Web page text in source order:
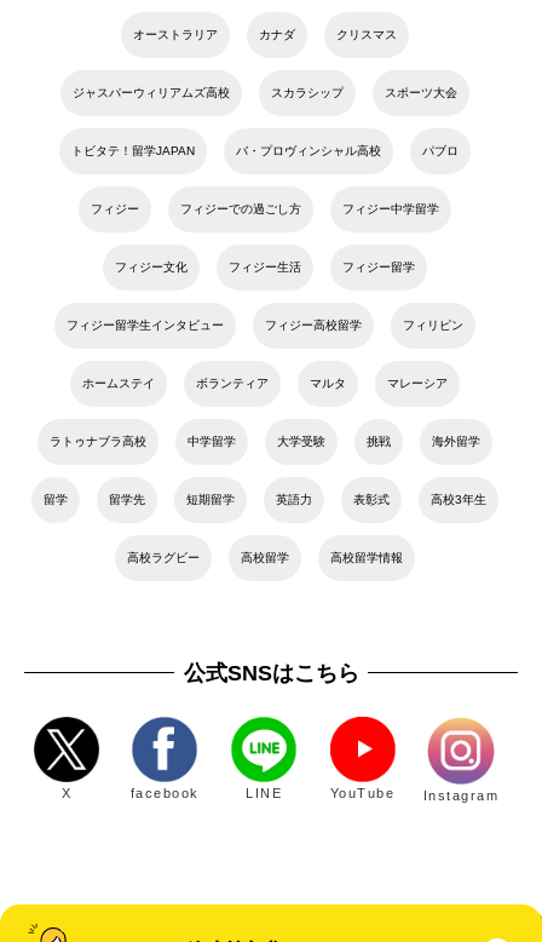
オーストラリア カナダ クリスマス
ジャスパーウィリアムズ高校 スカラシップ スポーツ大会
トビタテ！留学JAPAN バ・プロヴィンシャル高校 パブロ
フィジー フィジーでの過ごし方 フィジー中学留学
フィジー文化 フィジー生活 フィジー留学
フィジー留学生インタビュー フィジー高校留学 フィリピン
ホームステイ ボランティア マルタ マレーシア
ラトゥナブラ高校 中学留学 大学受験 挑戦 海外留学
留学 留学先 短期留学 英語力 表彰式 高校3年生
高校ラグビー 高校留学 高校留学情報
公式SNSはこちら
X facebook LINE YouTube Instagram